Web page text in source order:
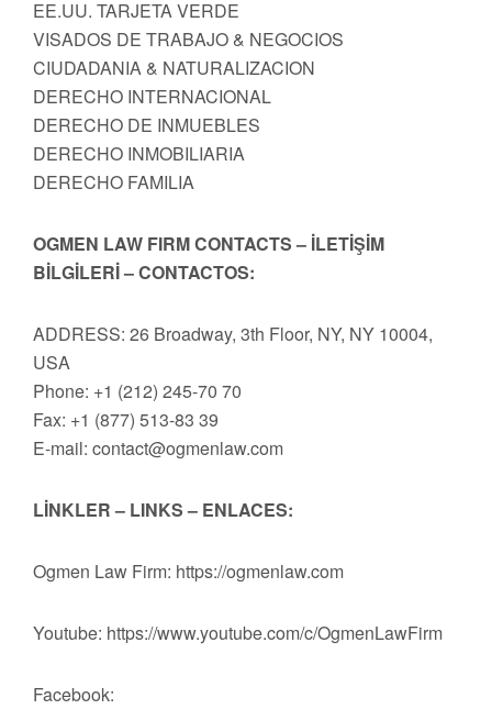
EE.UU. TARJETA VERDE
VISADOS DE TRABAJO & NEGOCIOS
CIUDADANIA & NATURALIZACION
DERECHO INTERNACIONAL
DERECHO DE INMUEBLES
DERECHO INMOBILIARIA
DERECHO FAMILIA
OGMEN LAW FIRM CONTACTS – İLETİŞİM
BİLGİLERİ – CONTACTOS:
ADDRESS: 26 Broadway, 3th Floor, NY, NY 10004,
USA
Phone: +1 (212) 245-70 70
Fax: +1 (877) 513-83 39
E-mail: contact@ogmenlaw.com
LİNKLER – LINKS – ENLACES:
Ogmen Law Firm: https://ogmenlaw.com
Youtube: https://www.youtube.com/c/OgmenLawFirm
Facebook: